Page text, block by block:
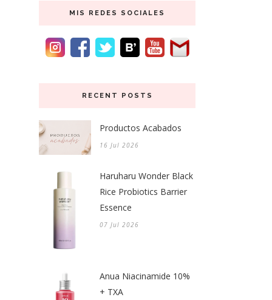
MIS REDES SOCIALES
RECENT POSTS
Productos Acabados
16 Jul 2026
Haruharu Wonder Black
Rice Probiotics Barrier
Essence
07 Jul 2026
Anua Niacinamide 10%
+ TXA